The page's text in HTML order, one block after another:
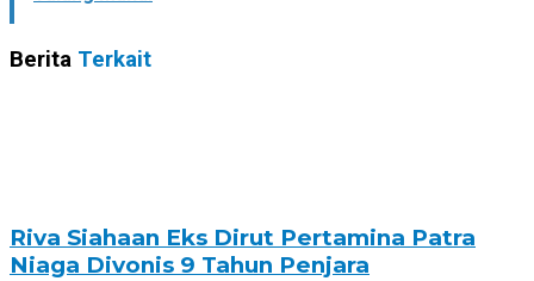
Berita Terkait
Riva Siahaan Eks Dirut Pertamina Patra
Niaga Divonis 9 Tahun Penjara